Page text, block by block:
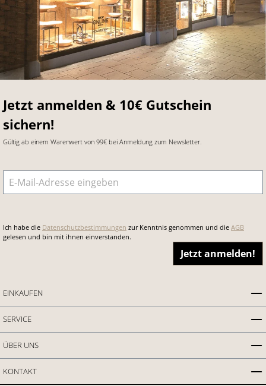
Jetzt anmelden & 10€ Gutschein
sichern!
Gültig ab einem Warenwert von 99€ bei Anmeldung zum Newsletter.
E-Mail-Adresse
Ich habe die Datenschutzbestimmungen zur Kenntnis genommen und die AGB
gelesen und bin mit ihnen einverstanden.
Jetzt anmelden!
EINKAUFEN
SERVICE
ÜBER UNS
KONTAKT